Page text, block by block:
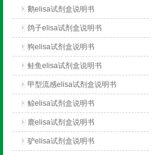
鹅elisa试剂盒说明书
鸽子elisa试剂盒说明书
狗elisa试剂盒说明书
鲑鱼elisa试剂盒说明书
甲型流感elisa试剂盒说明书
鲸elisa试剂盒说明书
鹿elisa试剂盒说明书
驴elisa试剂盒说明书